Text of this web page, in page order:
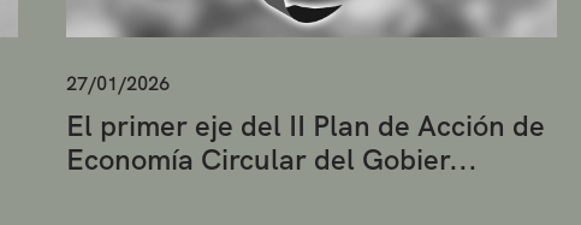
27/01/2026
El primer eje del II Plan de Acción de
Economía Circular del Gobier...